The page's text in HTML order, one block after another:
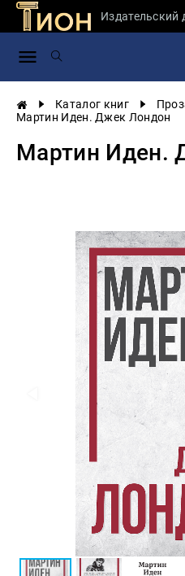
Издательский
Каталог книг
Мартин Иден. Джек Лондон
Мартин Иден.
Занимательная
России
история
приключения
Учебная
литература
Публицистика
непознанное
Философия
Военная
история
Конспирология
Политика